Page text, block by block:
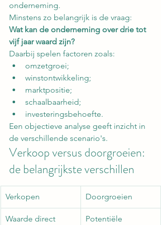
onderneming.
Minstens zo belangrijk is de vraag:
Wat kan de onderneming over drie tot
vijf jaar waard zijn?
Daarbij spelen factoren zoals:
omzetgroei;
winstontwikkeling;
marktpositie;
schaalbaarheid;
investeringsbehoefte.
Een objectieve analyse geeft inzicht in
de verschillende scenario's.
Verkoop versus doorgroeien:
de belangrijkste verschillen
Verkopen Doorgroeien
Waarde direct
Potentiële